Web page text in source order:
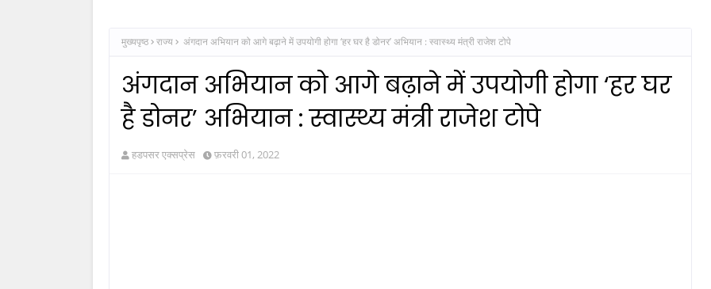
मुख्यपृष्ठ राज्य अंगदान अभियान को आगे बढ़ाने में उपयोगी होगा ‘हर घर है डोनर’ अभियान : स्वास्थ्य मंत्री राजेश टोपे
अंगदान अभियान को आगे बढ़ाने में उपयोगी होगा ‘हर घर
है डोनर’ अभियान : स्वास्थ्य मंत्री राजेश टोपे
हडपसर एक्सप्रेस फ़रवरी 01, 2022